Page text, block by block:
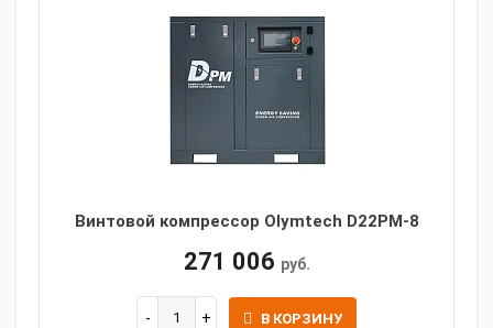
Винтовой компрессор Olymtech D22PM-8
271 006 руб.
В КОРЗИНУ